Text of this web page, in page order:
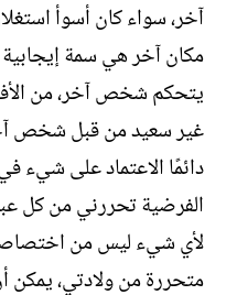
آخر، سواء كان أسوأ
مكان آخر هي سمة إيجابية
يتحكم شخص آخر، من
غير سعيد من قبل شخص
دائمًا الاعتماد على شيء
الفرضية تحررني من كل
لأي شيء ليس من
متحررة من ولادتي،